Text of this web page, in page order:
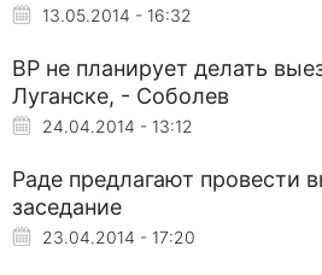
13.05.2014 - 16:32
ВР не планирует делать
Луганске, - Соболев
24.04.2014 - 13:12
Раде предлагают провести
заседание
23.04.2014 - 17:20